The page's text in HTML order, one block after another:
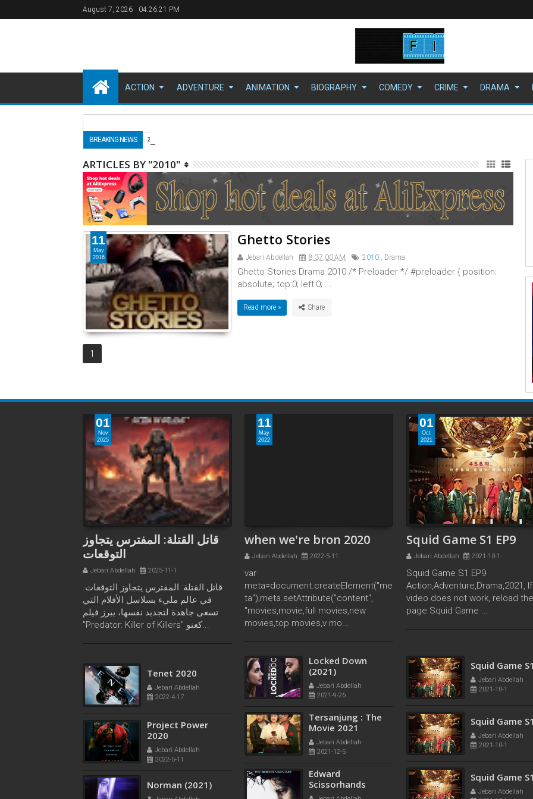
August 7, 2026 04:26:21 PM
ACTION ADVENTURE ANIMATION BIOGRAPHY COMEDY CRIME DRAMA
BREAKING NEWS 2025-11-1
ARTICLES BY "2010"
Ghetto Stories
Jebari Abdellah 8:37:00 AM 2010 , Drama
Ghetto Stories Drama 2010 /* Preloader */ #preloader { position:
absolute; top:0; left:0; ...
Read more »
11
May
2016
1
01
Nov
2025
قاتل القتلة: المفترس يتجاوز
التوقعات
Jebari Abdellah 2025-11-1
قاتل القتلة: المفترس يتجاوز التوقعات.
في عالم مليء بسلاسل الأفلام التي
تسعى جاهدة لتجديد نفسها، يبرز فيلم
"Predator: Killer of Killers" كعنو...
Jebari Abdellah
2022-2-2
Jebari Abdellah
2022-4-17
Project Power
Jebari Abdellah
2022-5-11
11
May
2022
when we're bron 2020
Jebari Abdellah 2022-5-11
var
meta=document.createElement("me
ta");meta.setAttribute("content",
"movies,movie,full movies,new
movies,top movies,v mo...
(2020)
Jebari Abdellah
2021-9-24
Locked Down
(2021)
Jebari Abdellah
Tersanjung : The
Movie 2021
Jebari Abdellah
01
Oct
2021
Squid Game S1 EP9
Jebari Abdellah 2021-10-1
Squid Game S1 EP9
Action,Adventure,Drama,2021,
video does not work, reload the
page Squid Game ...
2021-10-1
2021-10-1
2021-10-1